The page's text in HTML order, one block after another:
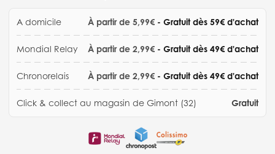
A domicile À partir de 5,99€ - Gratuit dès 59€ d'achat
Mondial Relay À partir de 2,99€ - Gratuit dès 49€ d'achat
Chronorelais À partir de 2,99€ - Gratuit dès 49€ d'achat
Click & collect au magasin de Gimont (32) Gratuit